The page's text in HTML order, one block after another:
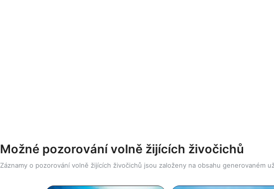
Možné pozorování volně žijících živočichů
Záznamy o pozorování volně žijících živočichů jsou založeny na obsahu generovaném